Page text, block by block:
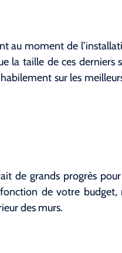
au moment de
la taille de ces
sur les
de grands progrès
de votre
des murs.